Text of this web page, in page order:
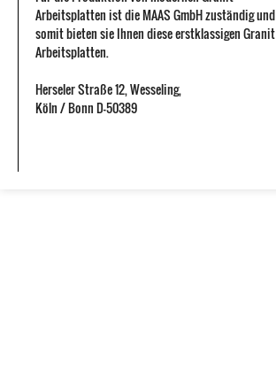
Arbeitsplatten ist die MAAS GmbH zuständig und
somit bieten sie Ihnen diese erstklassigen Granit
Arbeitsplatten.
Herseler Straße 12,Wesseling,
Köln / BonnD-50389